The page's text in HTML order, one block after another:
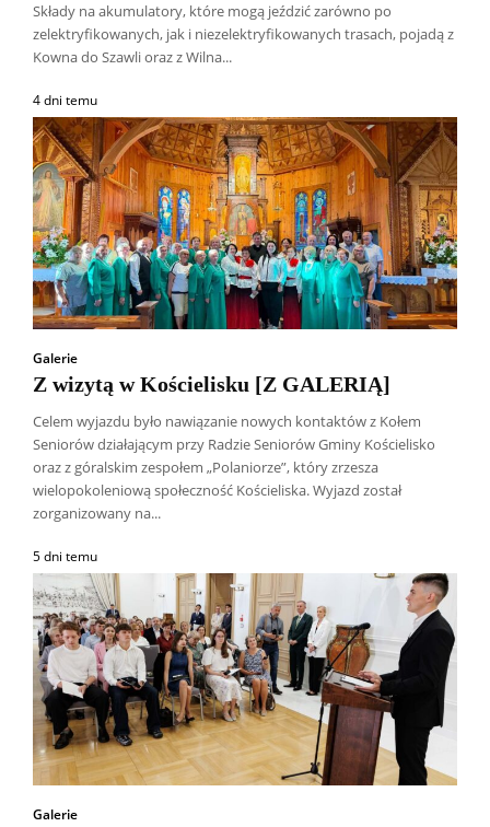
Składy na akumulatory, które mogą jeździć zarówno po
zelektryfikowanych, jak i niezelektryfikowanych trasach, pojadą z
Kowna do Szawli oraz z Wilna...
4 dni temu
Galerie
Z wizytą w Kościelisku [Z GALERIĄ]
Celem wyjazdu było nawiązanie nowych kontaktów z Kołem
Seniorów działającym przy Radzie Seniorów Gminy Kościelisko
oraz z góralskim zespołem „Polaniorze”, który zrzesza
wielopokoleniową społeczność Kościeliska. Wyjazd został
zorganizowany na...
5 dni temu
Galerie